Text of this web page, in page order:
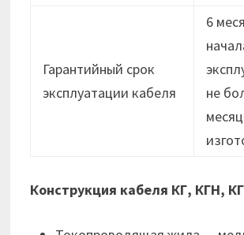
Гарантийный срок
эксплуатации кабеля
6
не
Конструкция кабеля КГ, КГН,